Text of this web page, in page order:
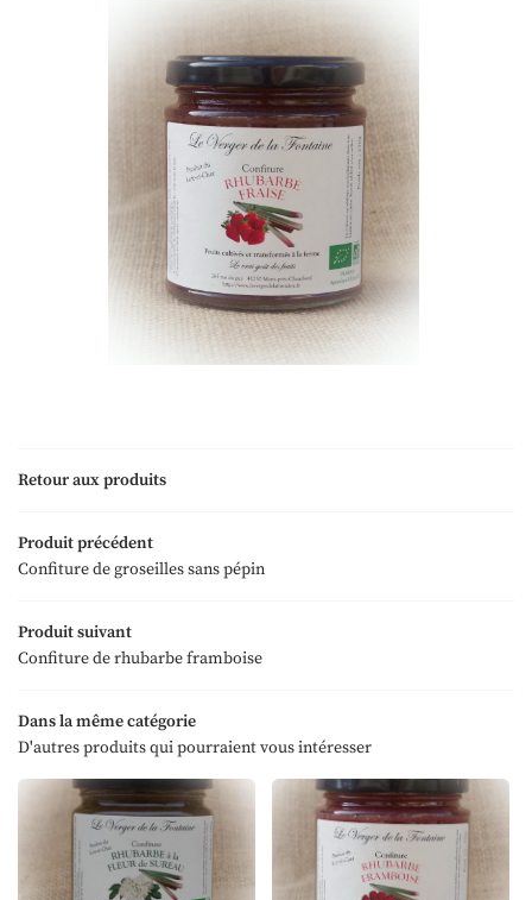
Accueil
produits
cultures
nous trouver
Actualités
Contact
Lettre
Rejoignez-
Retour aux produits
Produit précédent
Confiture de groseilles sans pépin
Produit suivant
Confiture de rhubarbe framboise
Dans la même catégorie
D'autres produits qui pourraient vous intéresser